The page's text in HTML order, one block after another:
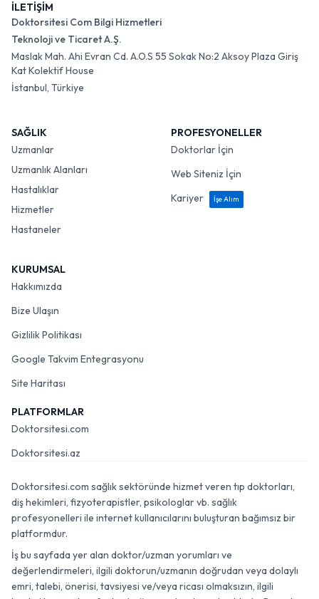
İLETİŞİM
Doktorsitesi Com Bilgi Hizmetleri
Teknoloji ve Ticaret A.Ş.
Maslak Mah. Ahi Evran Cd. A.O.S 55 Sokak No:2 Aksoy Plaza Giriş
Kat Kolektif House
İstanbul, Türkiye
SAĞLIK
Uzmanlar
Uzmanlık Alanları
Hastalıklar
Hizmetler
Hastaneler
PROFESYONELLER
Doktorlar İçin
Web Siteniz İçin
Kariyer
İşe Alım
KURUMSAL
Hakkımızda
Bize Ulaşın
Gizlilik Politikası
Google Takvim Entegrasyonu
Site Haritası
PLATFORMLAR
Doktorsitesi.com
Doktorsitesi.az
Doktorsitesi.com sağlık sektöründe hizmet veren tıp doktorları,
diş hekimleri, fizyoterapistler, psikologlar vb. sağlık
profesyonelleri ile internet kullanıcılarını buluşturan bağımsız bir
platformdur.
İş bu sayfada yer alan doktor/uzman yorumları ve
değerlendirmeleri, ilgili doktorun/uzmanın doğrudan veya dolaylı
emri, talebi, önerisi, tavsiyesi ve/veya ricası olmaksızın, ilgili